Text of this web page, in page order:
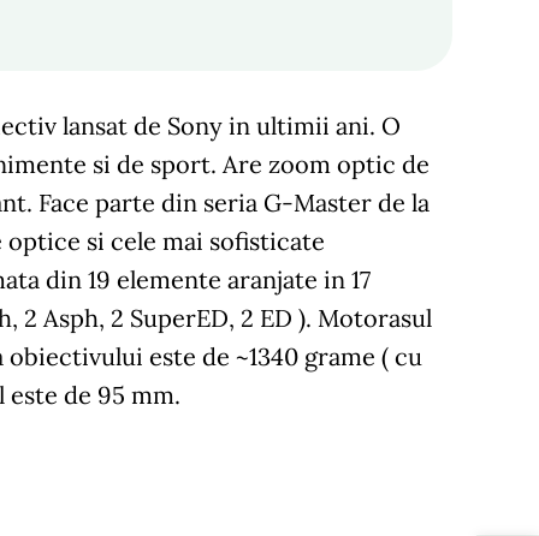
lansat de Sony in ultimii ani. O
si de sport. Are zoom optic de
Face parte din seria G-Master de la
optice si cele mai sofisticate
din 19 elemente aranjate in 17
2 Asph, 2 SuperED, 2 ED ). Motorasul
este de ~1340 grame ( cu
de 95 mm.